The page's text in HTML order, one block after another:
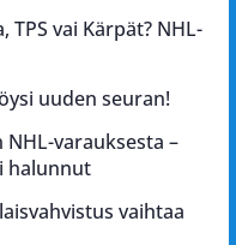
TPS vai Kärpät? NHL-
uuden seuran!
NHL-varauksesta –
halunnut
vaihtaa